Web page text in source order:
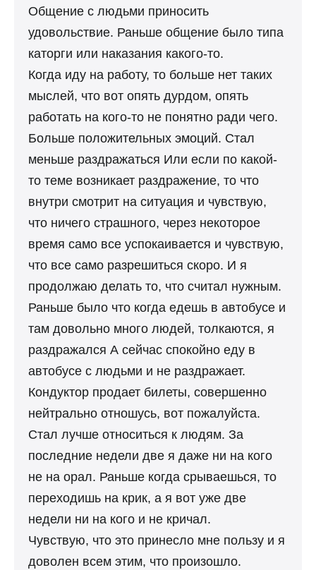
Общение с людьми приносить
удовольствие. Раньше общение было типа
каторги или наказания какого-то.
Когда иду на работу, то больше нет таких
мыслей, что вот опять дурдом, опять
работать на кого-то не понятно ради чего.
Больше положительных эмоций. Стал
меньше раздражаться Или если по какой-
то теме возникает раздражение, то что
внутри смотрит на ситуация и чувствую,
что ничего страшного, через некоторое
время само все успокаивается и чувствую,
что все само разрешиться скоро. И я
продолжаю делать то, что считал нужным.
Раньше было что когда едешь в автобусе и
там довольно много людей, толкаются, я
раздражался А сейчас спокойно еду в
автобусе с людьми и не раздражает.
Кондуктор продает билеты, совершенно
нейтрально отношусь, вот пожалуйста.
Стал лучше относиться к людям. За
последние недели две я даже ни на кого
не на орал. Раньше когда срываешься, то
переходишь на крик, а я вот уже две
недели ни на кого и не кричал.
Чувствую, что это принесло мне пользу и я
доволен всем этим, что произошло.